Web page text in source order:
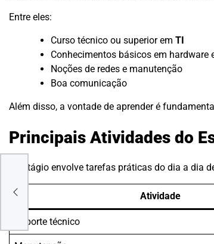
Entre eles:
Curso técnico ou superior em TI
Conhecimentos básicos em hardware
Noções de redes e manutenção
Boa comunicação
Além disso, a vontade de aprender é
Principais Atividades do
O estágio envolve tarefas práticas do dia a dia
Atividade
Suporte técnico